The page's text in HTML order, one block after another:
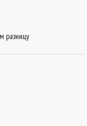
разницу